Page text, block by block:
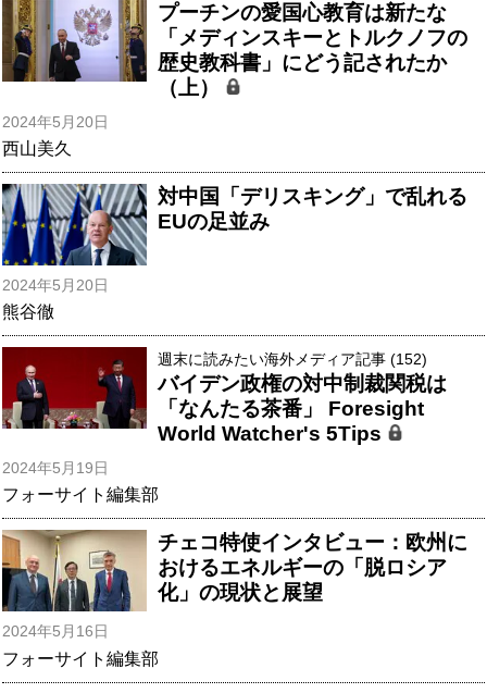
プーチンの愛国心教育は新たな
「メディンスキーとトルクノフの
歴史教科書」にどう記されたか
（上）
2024年5月20日
西山美久
対中国「デリスキング」で乱れる
EUの足並み
2024年5月20日
熊谷徹
週末に読みたい海外メディア記事 (152)
バイデン政権の対中制裁関税は
「なんたる茶番」 Foresight
World Watcher's 5Tips
2024年5月19日
フォーサイト編集部
チェコ特使インタビュー：欧州に
おけるエネルギーの「脱ロシア
化」の現状と展望
2024年5月16日
フォーサイト編集部